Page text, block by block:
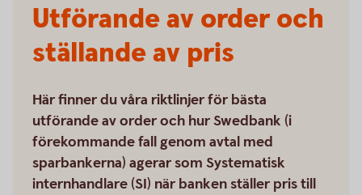
Utförande av order och
ställande av pris
Här finner du våra riktlinjer för bästa
utförande av order och hur Swedbank (i
förekommande fall genom avtal med
sparbankerna) agerar som Systematisk
internhandlare (SI) när banken ställer pris till